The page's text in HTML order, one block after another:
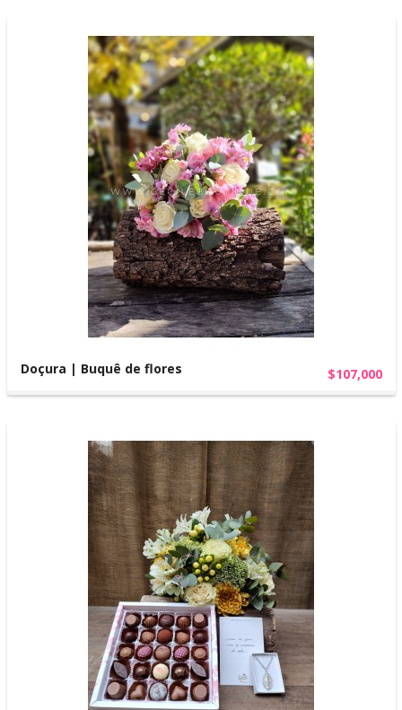
Doçura | Buquê de flores $107,000